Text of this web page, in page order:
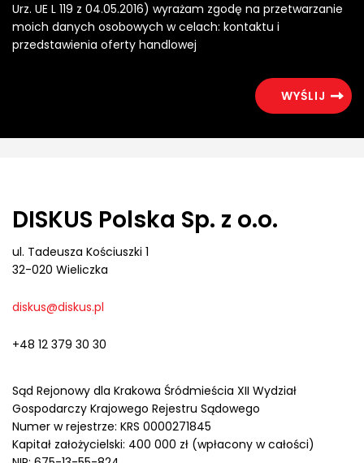
Urz. UE L 119 z 04.05.2016) wyrażam zgodę na przetwarzanie
moich danych osobowych w celach: kontaktu i
przedstawienia oferty handlowej
DISKUS Polska Sp. z o.o.
ul. Tadeusza Kościuszki 1
32-020 Wieliczka
diskus@diskus.pl
+48 12 379 30 30
Sąd Rejonowy dla Krakowa Śródmieścia XII Wydział
Gospodarczy Krajowego Rejestru Sądowego
Numer w rejestrze: KRS 0000271845
Kapitał założycielski: 400 000 zł (wpłacony w całości)